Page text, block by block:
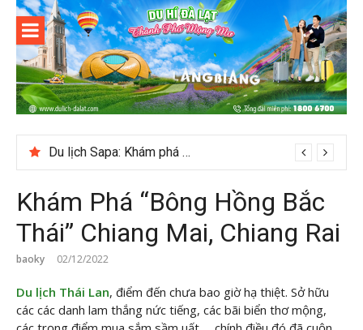
Skip
content
Du lịch Đà
Lạt
Du lịch Sapa: Khám phá bản Ý Linh Hồ độc đáo giữa Tây Bắc
Khám Phá “Bông Hồng Bắc
Thái” Chiang Mai, Chiang Rai
baoky 02/12/2022
Du lịch Thái Lan, điểm đến chưa bao giờ hạ thiệt. Sở hữu
các các danh lam thắng nức tiếng, các bãi biển thơ mộng,